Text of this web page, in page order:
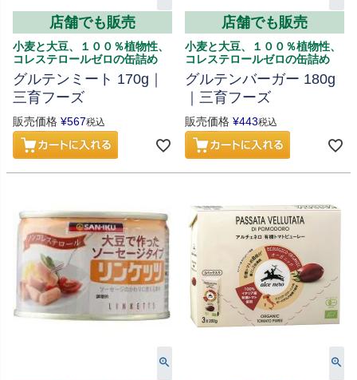
店舗でも販売
小麦と大豆、１００％植物性、
コレステロールゼロの缶詰め
グルテンミート 170g｜
三育フーズ
販売価格 ¥567税込
店舗でも販売
小麦と大豆、１００％植物性、
コレステロールゼロの缶詰め
グルテンバーガー 180g
｜三育フーズ
販売価格 ¥443税込